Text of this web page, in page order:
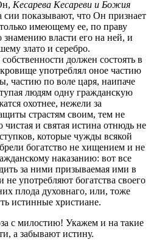
Кесарева Кесареви и Божия
показывают, что Он признает
имеющему ее, по праву
власти его на ней, и
злато и серебро.
должен состоять в
употреблял оное частию
частию по воле царя, наипаче
людям одну гражданскую
охотнее, нежели за
страстям своим, тем не
и святая истина отнюдь не
которые чужды всякой
богатство не хищением и не
наказанию: вот все
за ними призываемая ими в
употребляют богатства своего
плода духовнаго, или, тоже
истинные христиане.
с милостию! Укажем и на такие
а забывают истину.